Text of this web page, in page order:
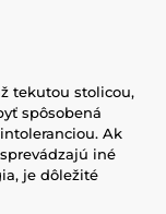
tekutou stolicou,
spôsobená
Ak
iné
je dôležité